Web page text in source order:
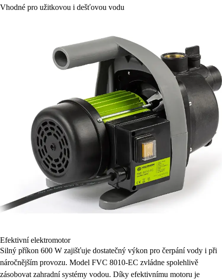
Vhodné pro užitkovou i dešťovou vodu
Efektivní elektromotor
Silný příkon 600 W zajišťuje dostatečný výkon pro čerpání vody i při
náročnějším provozu. Model FVC 8010-EC zvládne spolehlivě
zásobovat zahradní systémy vodou. Díky efektivnímu motoru je